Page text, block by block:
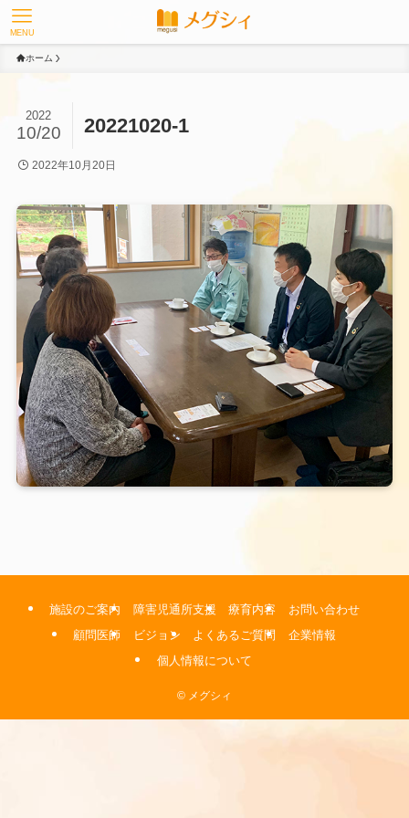
MENU
ホーム
20221020-1
2022
10/20
2022年10月20日
施設のご案内 障害児通所支援 療育内容
お問い合わせ
顧問医師
ビジョン よくあるご質問
企業情報
個人情報について
© メグシィ